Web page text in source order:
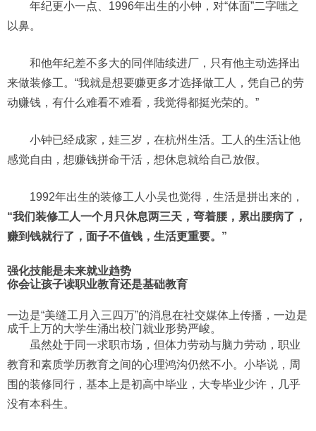
年纪更小一点、1996年出生的小钟，对“体面”二字嗤之
以鼻。
和他年纪差不多大的同伴陆续进厂，只有他主动选择出
来做装修工。“我就是想要赚更多才选择做工人，凭自己的劳
动赚钱，有什么难看不难看，我觉得都挺光荣的。”
小钟已经成家，娃三岁，在杭州生活。工人的生活让他
感觉自由，想赚钱拼命干活，想休息就给自己放假。
1992年出生的装修工人小吴也觉得，生活是拼出来的，
“我们装修工人一个月只休息两三天，弯着腰，累出腰病了，
赚到钱就行了，面子不值钱，生活更重要。”
强化技能是未来就业趋势
你会让孩子读职业教育还是基础教育
一边是“美缝工月入三四万”的消息在社交媒体上传播，一边是
成千上万的大学生涌出校门就业形势严峻。
虽然处于同一求职市场，但体力劳动与脑力劳动，职业
教育和素质学历教育之间的心理鸿沟仍然不小。小毕说，周
围的装修同行，基本上是初高中毕业，大专毕业少许，几乎
没有本科生。